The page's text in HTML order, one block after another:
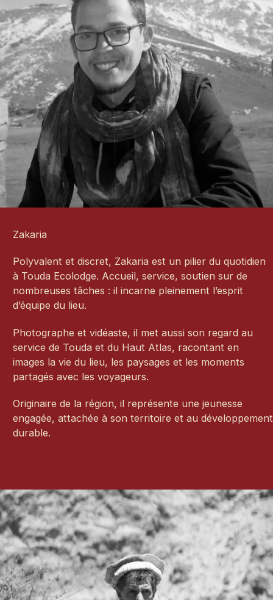
Zakaria
Polyvalent et discret, Zakaria est un pilier du quotidien
à Touda Ecolodge. Accueil, service, soutien sur de
nombreuses tâches : il incarne pleinement l’esprit
d’équipe du lieu.
Photographe et vidéaste, il met aussi son regard au
service de Touda et du Haut Atlas, racontant en
images la vie du lieu, les paysages et les moments
partagés avec les voyageurs.
Originaire de la région, il représente une jeunesse
engagée, attachée à son territoire et au développement
durable.